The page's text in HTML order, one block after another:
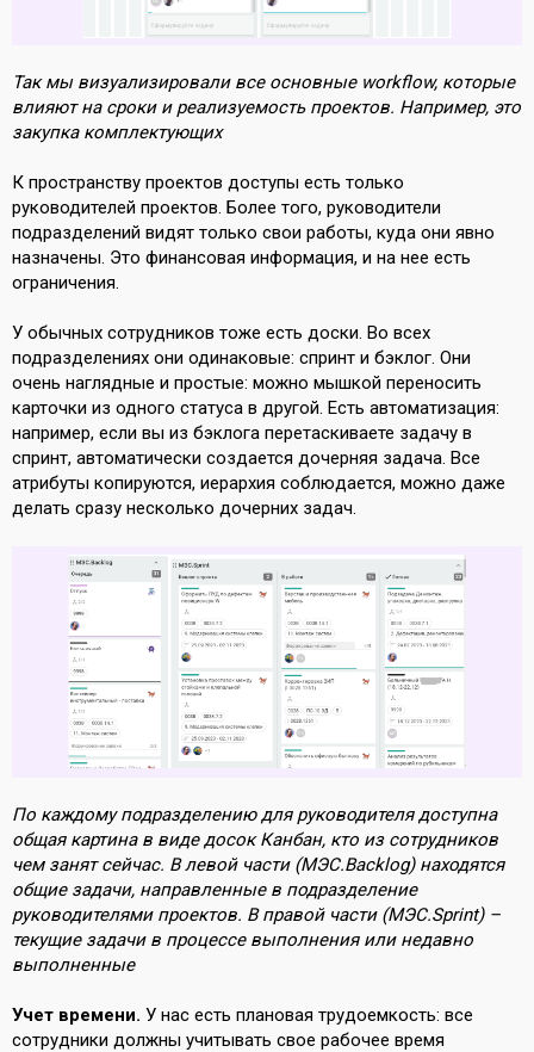
Так мы визуализировали все основные workflow, которые
влияют на сроки и реализуемость проектов. Например, это
закупка комплектующих
К пространству проектов доступы есть только
руководителей проектов. Более того, руководители
подразделений видят только свои работы, куда они явно
назначены. Это финансовая информация, и на нее есть
ограничения.
У обычных сотрудников тоже есть доски. Во всех
подразделениях они одинаковые: спринт и бэклог. Они
очень наглядные и простые: можно мышкой переносить
карточки из одного статуса в другой. Есть автоматизация:
например, если вы из бэклога перетаскиваете задачу в
спринт, автоматически создается дочерняя задача. Все
атрибуты копируются, иерархия соблюдается, можно даже
делать сразу несколько дочерних задач.
По каждому подразделению для руководителя доступна
общая картина в виде досок Канбан, кто из сотрудников
чем занят сейчас. В левой части (МЭС.Backlog) находятся
общие задачи, направленные в подразделение
руководителями проектов. В правой части (МЭС.Sprint) –
текущие задачи в процессе выполнения или недавно
выполненные
Учет времени. У нас есть плановая трудоемкость: все
сотрудники должны учитывать свое рабочее время